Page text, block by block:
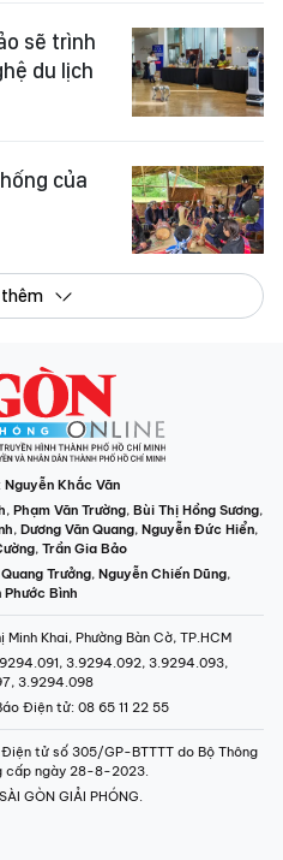
sẽ trình
du lịch
của
Nguyễn Khắc Văn
, Phạm Văn Trường, Bùi Thị Hồng Sương,
, Dương Văn Quang, Nguyễn Đức Hiển,
, Trần Gia Bảo
Trưởng, Nguyễn Chiến Dũng,
Phước Bình
Khai, Phường Bàn Cờ, TP.HCM
3.9294.092, 3.9294.093,
3.9294.098
Điện tử: 08 65 11 22 55
tử số 305/GP-BTTTT do Bộ Thông
cấp ngày 28-8-2023.
GÒN GIẢI PHÓNG.